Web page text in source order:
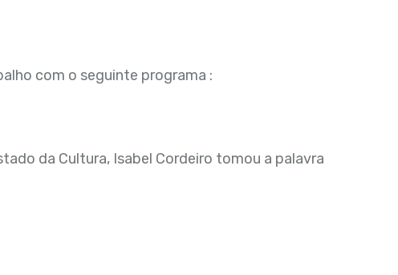
com o seguinte programa :
da Cultura, Isabel Cordeiro tomou a palavra